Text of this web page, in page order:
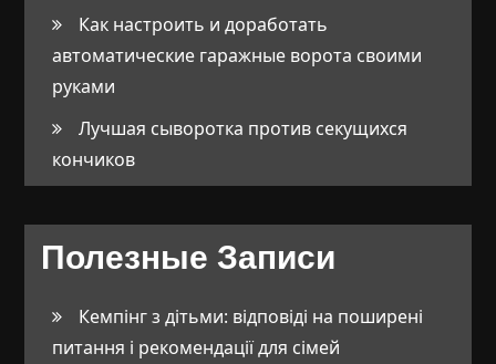
Как настроить и доработать
автоматические гаражные ворота своими
руками
Лучшая сыворотка против секущихся
кончиков
Полезные Записи
Кемпінг з дітьми: відповіді на поширені
питання і рекомендації для сімей